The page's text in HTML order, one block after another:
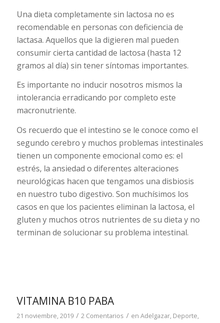
Una dieta completamente sin lactosa no es
recomendable en personas con deficiencia de
lactasa. Aquellos que la digieren mal pueden
consumir cierta cantidad de lactosa (hasta 12
gramos al día) sin tener síntomas importantes.
Es importante no inducir nosotros mismos la
intolerancia erradicando por completo este
macronutriente.
Os recuerdo que el intestino se le conoce como el
segundo cerebro y muchos problemas intestinales
tienen un componente emocional como es: el
estrés, la ansiedad o diferentes alteraciones
neurológicas hacen que tengamos una disbiosis
en nuestro tubo digestivo. Son muchísimos los
casos en que los pacientes eliminan la lactosa, el
gluten y muchos otros nutrientes de su dieta y no
terminan de solucionar su problema intestinal.
VITAMINA B10 PABA
21 noviembre, 2019 / 2 Comentarios / en Adelgazar, Deporte,